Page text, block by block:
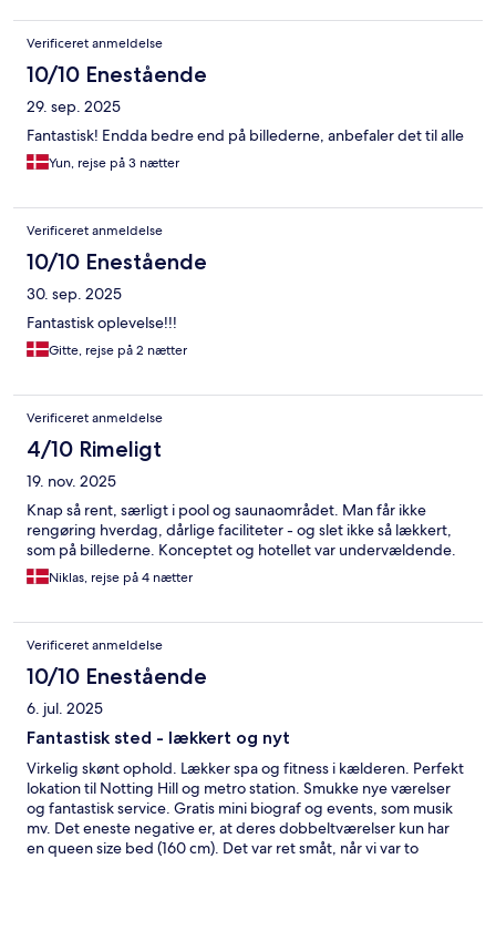
Verificeret anmeldelse
10/10 Enestående
29. sep. 2025
Fantastisk! Endda bedre end på billederne, anbefaler det til alle
Yun, rejse på 3 nætter
Verificeret anmeldelse
10/10 Enestående
30. sep. 2025
Fantastisk oplevelse!!!
Gitte, rejse på 2 nætter
Verificeret anmeldelse
4/10 Rimeligt
19. nov. 2025
Knap så rent, særligt i pool og saunaområdet. Man får ikke
rengøring hverdag, dårlige faciliteter - og slet ikke så lækkert,
som på billederne. Konceptet og hotellet var undervældende.
Niklas, rejse på 4 nætter
Verificeret anmeldelse
10/10 Enestående
6. jul. 2025
Fantastisk sted - lækkert og nyt
Virkelig skønt ophold. Lækker spa og fitness i kælderen. Perfekt
lokation til Notting Hill og metro station. Smukke nye værelser
og fantastisk service. Gratis mini biograf og events, som musik
mv. Det eneste negative er, at deres dobbeltværelser kun har
en queen size bed (160 cm). Det var ret småt, når vi var to